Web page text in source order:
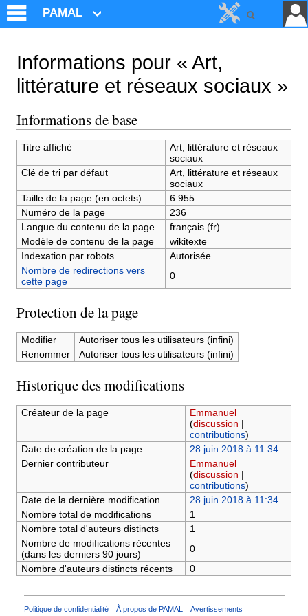
Informations pour « Art,
littérature et réseaux sociaux »
Informations de base
Titre affiché
Art, littérature et réseaux
sociaux
Clé de tri par défaut
Art, littérature et réseaux
sociaux
Taille de la page (en octets)
6 955
Numéro de la page
236
Langue du contenu de la page
français (fr)
Modèle de contenu de la page
wikitexte
Indexation par robots
Autorisée
Nombre de redirections vers
cette page
0
Protection de la page
Modifier
Autoriser tous les utilisateurs (infini)
Renommer
Autoriser tous les utilisateurs (infini)
Historique des modifications
Créateur de la page
Emmanuel
(discussion |
contributions)
Date de création de la page
28 juin 2018 à 11:34
Dernier contributeur
Emmanuel
(discussion |
contributions)
Date de la dernière modification
28 juin 2018 à 11:34
Nombre total de modifications
1
Nombre total d'auteurs distincts
1
Nombre de modifications récentes
(dans les derniers 90 jours)
0
Nombre d'auteurs distincts récents
0
Politique de confidentialité À propos de PAMAL Avertissements
PAMAL